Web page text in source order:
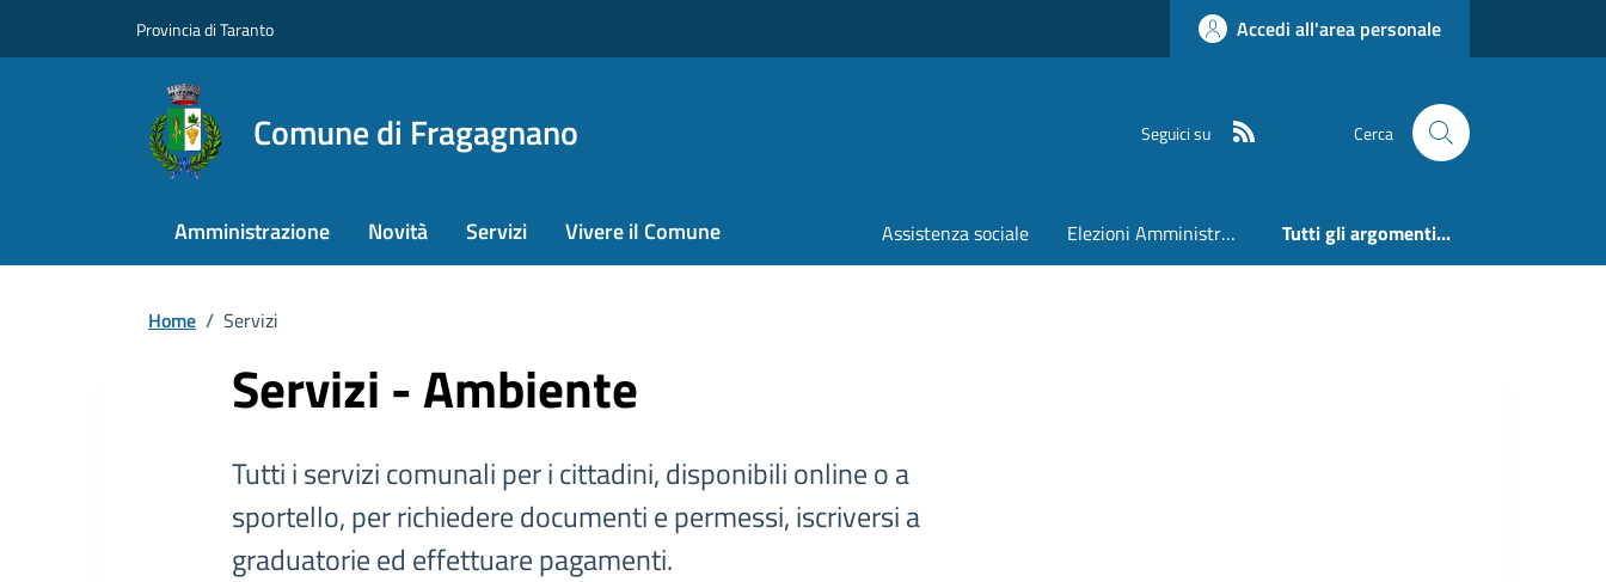
Provincia di Taranto Accedi all'area personale
Comune di Fragagnano Seguici su Cerca
Amministrazione Novità Servizi Vivere il Comune Assistenza sociale Elezioni Amministrative 24 e 25 Maggio 2026 Tutti gli argomenti...
Home / Servizi
Servizi - Ambiente
Tutti i servizi comunali per i cittadini, disponibili online o a
sportello, per richiedere documenti e permessi, iscriversi a
graduatorie ed effettuare pagamenti.